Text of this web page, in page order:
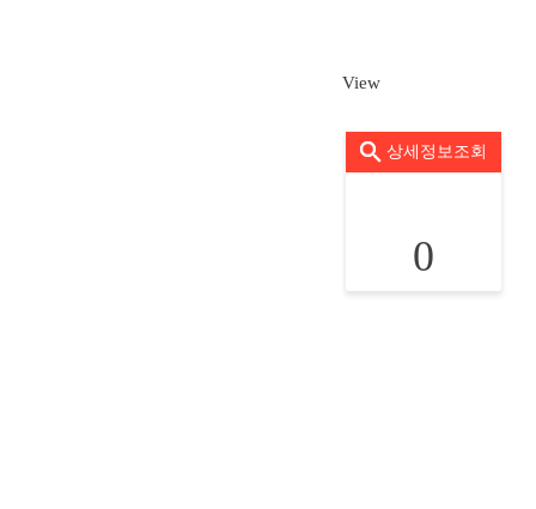
View
상세정보조회
0